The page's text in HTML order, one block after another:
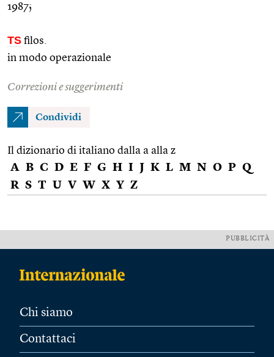
1987;
TS filos.
in modo operazionale
Correzioni e suggerimenti
Condividi
Il dizionario di italiano dalla a alla z
A B C D E F G H I J K L M N O P Q
R S T U V W X Y Z
PUBBLICITÀ
Chi siamo
Contattaci